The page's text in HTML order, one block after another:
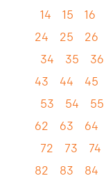
14
15 16
24
25 26
34
35 36
43
44 45
53
54 55
62
63 64
72
73 74
82
83 84